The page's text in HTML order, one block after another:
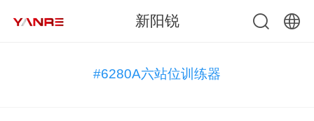
新阳锐
#6280A六站位训练器